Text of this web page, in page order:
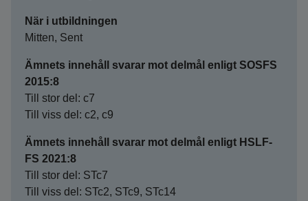
När i utbildningen
Mitten, Sent
Ämnets innehåll svarar mot delmål enligt SOSFS
2015:8
Till stor del: c7
Till viss del: c2, c9
Ämnets innehåll svarar mot delmål enligt HSLF-
FS 2021:8
Till stor del: STc7
Till viss del: STc2, STc9, STc14